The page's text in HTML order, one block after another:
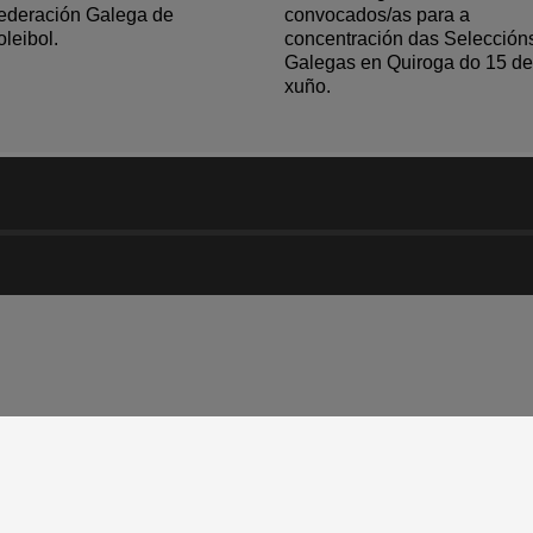
Galega de
convocados/as para a
concentración das
Galegas en Quiroga do 15 de
xuño.